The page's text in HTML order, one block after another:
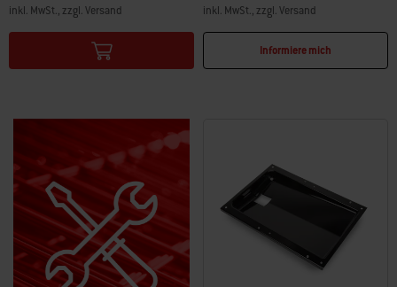
inkl. MwSt., zzgl. Versand
Color Options
inkl. MwSt., zzgl. Versand
Color Options
Informiere mich